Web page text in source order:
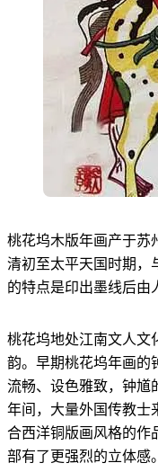
桃花坞木版年画产于苏
清初至太平天国时期，
的特点是印出墨线后由
桃花坞地处江南文人文
韵。早期桃花坞年画
流畅、设色雅致，钟馗
年间，大量外国传教士
合西洋铜版画风格的作
部有了更强烈的立体感。